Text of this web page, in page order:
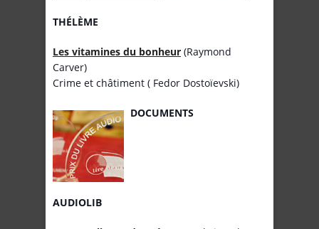
THÉLÈME
Les vitamines du bonheur (Raymond
Carver)
Crime et châtiment ( Fedor Dostoïevski)
DOCUMENTS
AUDIOLIB